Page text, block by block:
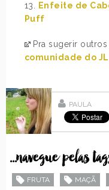
13.
Enfeite de
Puff
Pra sugerir outros
comunidade do
PAULA
...navegue pelas
FRUTA MAÇÃ